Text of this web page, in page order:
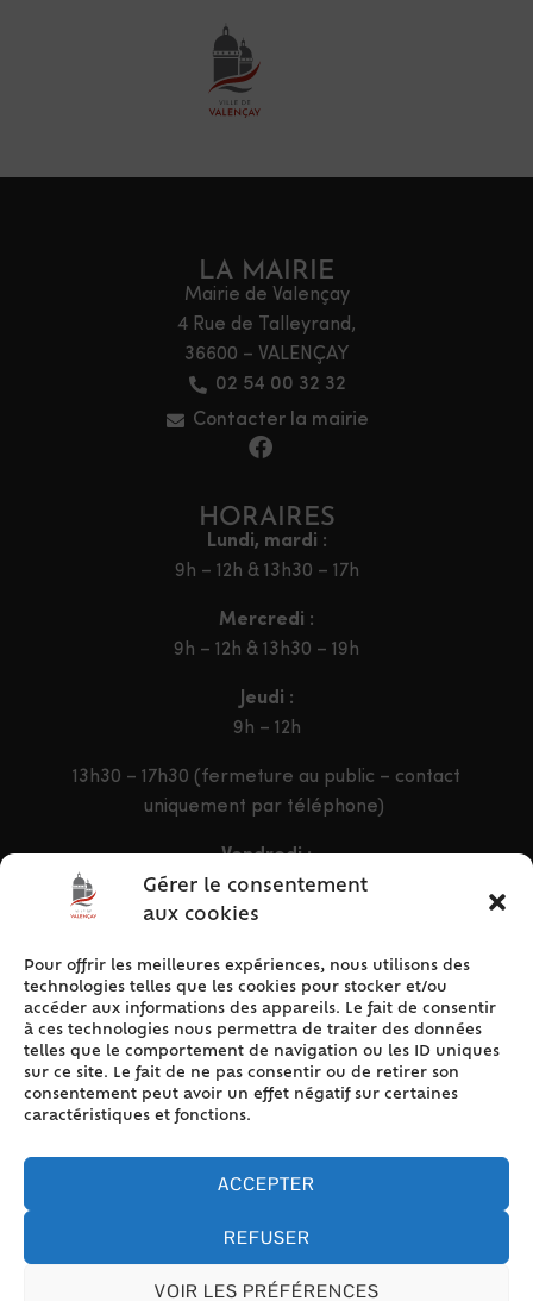
Gérer le consentement
aux cookies
Pour offrir les meilleures expériences, nous utilisons des
technologies telles que les cookies pour stocker et/ou
accéder aux informations des appareils. Le fait de consentir
à ces technologies nous permettra de traiter des données
telles que le comportement de navigation ou les ID uniques
sur ce site. Le fait de ne pas consentir ou de retirer son
consentement peut avoir un effet négatif sur certaines
caractéristiques et fonctions.
ACCEPTER
REFUSER
VOIR LES PRÉFÉRENCES
LA MAIRIE
Mairie de Valençay
4 Rue de Talleyrand,
36600 – VALENÇAY
02 54 00 32 32
Contacter la mairie
HORAIRES
Lundi, mardi :
9h – 12h & 13h30 – 17h
Mercredi :
9h – 12h & 13h30 – 19h
Jeudi :
9h – 12h
13h30 – 17h30 (fermeture au public – contact
uniquement par téléphone)
Vendredi :
9h – 12h & 13h30 – 16h30
ACCÈS RAPIDE
Accueil
Contact
Plan du site
Mentions légales
Politique de cookies (UE)